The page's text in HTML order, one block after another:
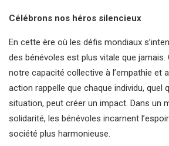
Célébrons nos héros silencieux
En cette ère où les défis mondiaux
des bénévoles est plus vitale que
notre capacité collective à l’empathie et
action rappelle que chaque individu, quel
situation, peut créer un impact. Dans un
solidarité, les bénévoles incarnent
société plus harmonieuse.